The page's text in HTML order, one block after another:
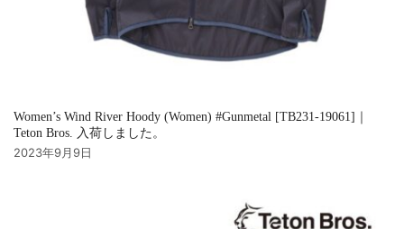
Women’s Wind River Hoody (Women) #Gunmetal [TB231-19061]｜
Teton Bros. 入荷しました。
2023年9月9日